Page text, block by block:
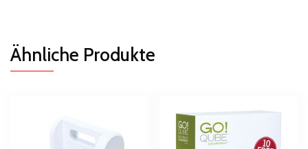
Ähnliche Produkte